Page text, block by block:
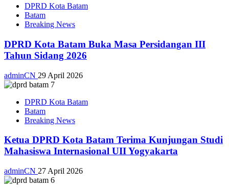
DPRD Kota Batam
Batam
Breaking News
DPRD Kota Batam Buka Masa Persidangan III
Tahun Sidang 2026
adminCN 29 April 2026
DPRD Kota Batam
Batam
Breaking News
Ketua DPRD Kota Batam Terima Kunjungan Studi
Mahasiswa Internasional UII Yogyakarta
adminCN 27 April 2026